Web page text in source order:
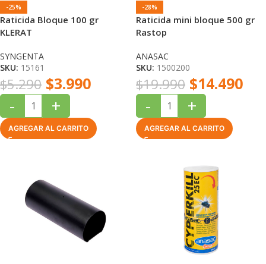
-25%
Raticida Bloque 100 gr
KLERAT
SYNGENTA
SKU: 15161
$5.290 $3.990
- +
AGREGAR AL CARRITO
-28%
Raticida mini bloque 500 gr
Rastop
ANASAC
SKU: 1500200
$19.990 $14.490
- +
AGREGAR AL CARRITO